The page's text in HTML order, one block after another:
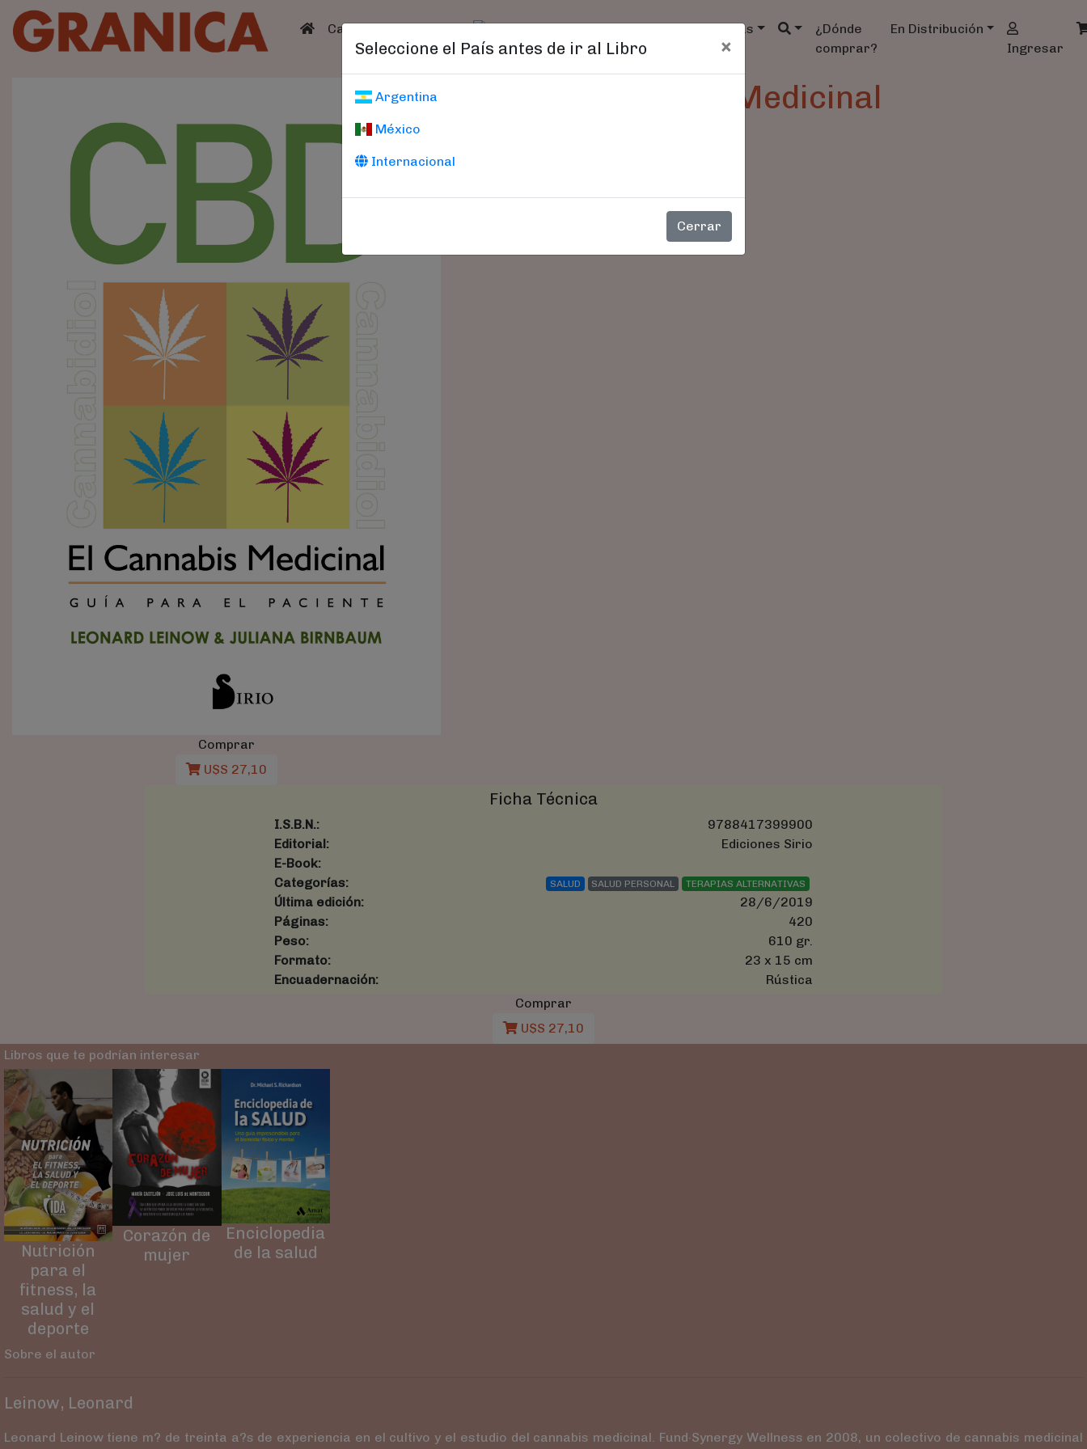
(current)
Catálogo Catálogo Agendas
¿Dónde
comprar?
En Distribución
Ingresar
Seleccione el País antes de ir al Libro ×
Argentina
México
Internacional
Cerrar
Comprar
U$S 27,10
CBD: El Cannabis Medicinal
Ficha Técnica
I.S.B.N.:
9788417399900
Editorial:
Ediciones Sirio
E-Book:
Categorías:
SALUD SALUD PERSONAL TERAPIAS ALTERNATIVAS
Última edición:
28/6/2019
Páginas:
420
Peso:
610 gr.
Formato:
23 x 15 cm
Encuadernación:
Rústica
Comprar
U$S 27,10
Libros que te podrían interesar
Nutrición
para el
fitness, la
salud y el
deporte
Corazón de
mujer
Enciclopedia
de la salud
Sobre el autor
Leinow, Leonard
Leonard Leinow tiene m? de treinta a?s de experiencia en el cultivo y el estudio del cannabis medicinal. Fund·Synergy Wellness en 2008, un colectivo de cannabis medicinal